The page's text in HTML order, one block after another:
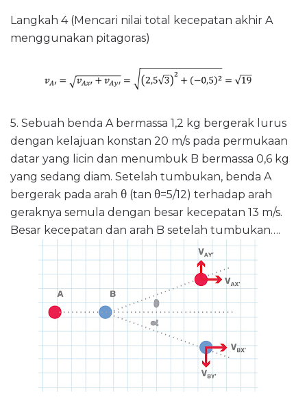
Langkah 4 (Mencari nilai total kecepatan akhir A
menggunakan pitagoras)
5. Sebuah benda A bermassa 1,2 kg bergerak lurus
dengan kelajuan konstan 20 m/s pada permukaan
datar yang licin dan menumbuk B bermassa 0,6 kg
yang sedang diam. Setelah tumbukan, benda A
bergerak pada arah θ (tan θ=5/12) terhadap arah
geraknya semula dengan besar kecepatan 13 m/s.
Besar kecepatan dan arah B setelah tumbukan….